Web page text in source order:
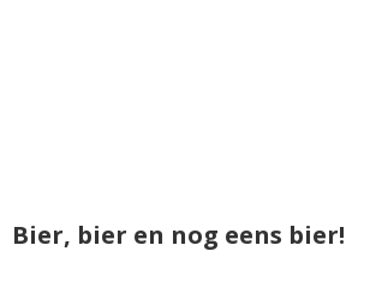
Bier, bier en nog eens bier!